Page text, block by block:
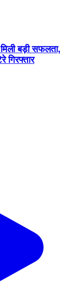
बड़ी सफलता,
गिरफ्तार